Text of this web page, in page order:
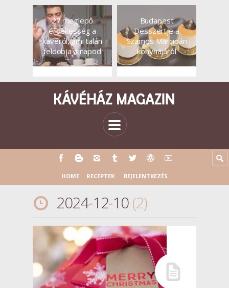
27 meglepő
érdekesség a
kávéról, ami talán
feldobja a napod
Budapest
Desszertje a
Szamos Marcipán
konyhájáról
HOME RECEPTEK BEJELENTKEZÉS
2024-12-10 2